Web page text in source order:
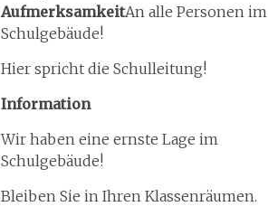
AufmerksamkeitAn alle Personen im
Schulgebäude!
Hier spricht die Schulleitung!
Information
Wir haben eine ernste Lage im
Schulgebäude!
Bleiben Sie in Ihren Klassenräumen.